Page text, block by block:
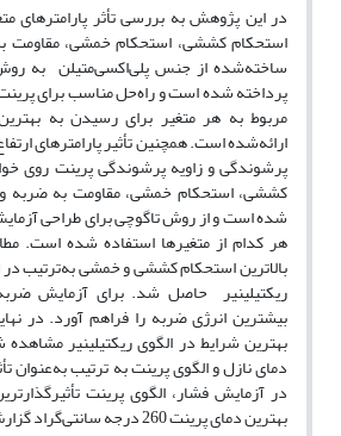
در این پژوهش به بررسی تأثر پارامترهای
استحکام کششی، استحکام خمشی، مقاومت
ساخته‌شده از جنس پلی‌اکسی‌متیلن به
پرداخته شده است و راه‌حل مناسب برای
مربوط به هر متغیر برای رسیدن به
ارائه‌شده است. همچنین تأثیر پارامترهای
پرشوندگی و زاویه پرشوندگی پرینت روی
کششی، استحکام خمشی، مقاومت به ضربه
شده است و از روش تاگوچی برای طراحی
هر کدام از متغیرها استفاده شده است.
بالاترین استحکام کششی و خمشی به‌ترتیب در
ریکتیلینیر حاصل شد. برای آزمایش
بیشترین انرژی ضربه را فراهم آورد. در
بهترین شرایط در الگوی ریکتیلینیر
دمای نازل و الگوی پرینت به ترتیب به‌عنوان
در آزمایش فشار، الگوی پرینت
بهترین دمای پرینت 260 درجه سانتی‌گراد گزارش شد.